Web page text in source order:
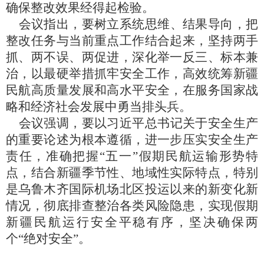
确保整改效果经得起检验。
会议指出，要树立系统思维、结果导向，把
整改任务与当前重点工作结合起来，坚持两手
抓、两不误、两促进，深化举一反三、标本兼
治，以最硬举措抓牢安全工作，高效统筹新疆
民航高质量发展和高水平安全，在服务国家战
略和经济社会发展中勇当排头兵。
会议强调，要以习近平总书记关于安全生产
的重要论述为根本遵循，进一步压实安全生产
责任，准确把握“五一”假期民航运输形势特
点，结合新疆季节性、地域性实际特点，特别
是乌鲁木齐国际机场北区投运以来的新变化新
情况，彻底排查整治各类风险隐患，实现假期
新疆民航运行安全平稳有序，坚决确保两
个“绝对安全”。